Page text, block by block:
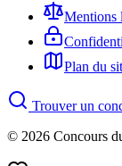
Mentions
Plan du
Trouver un
© 2026 Concours